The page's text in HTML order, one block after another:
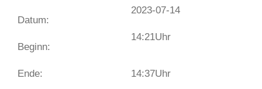
Datum:
Beginn:
Ende:
2023-07-14
14:21Uhr
14:37Uhr